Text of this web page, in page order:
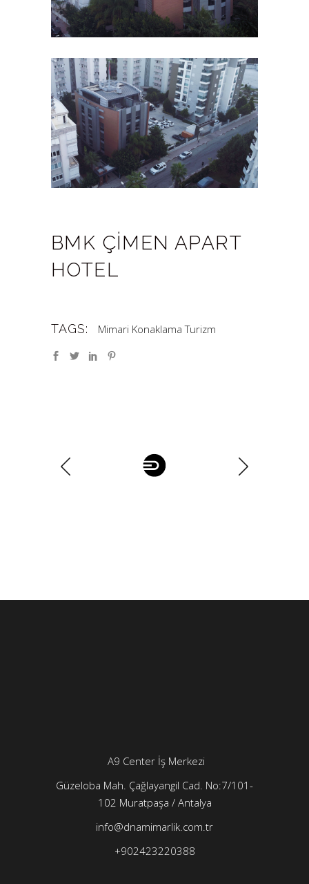
BMK ÇİMEN APART
HOTEL
TAGS: Mimari Konaklama Turizm
A9 Center İş Merkezi
Güzeloba Mah. Çağlayangil Cad. No:7/101-
102 Muratpaşa / Antalya
info@dnamimarlik.com.tr
+902423220388